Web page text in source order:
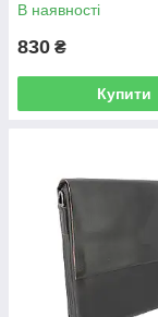
В наявності
830 ₴
Купити